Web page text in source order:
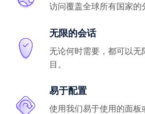
访问覆盖全球所有国家的
无限的会话
无论何时需要，都可以无
目。
易于配置
使用我们易于使用的面板